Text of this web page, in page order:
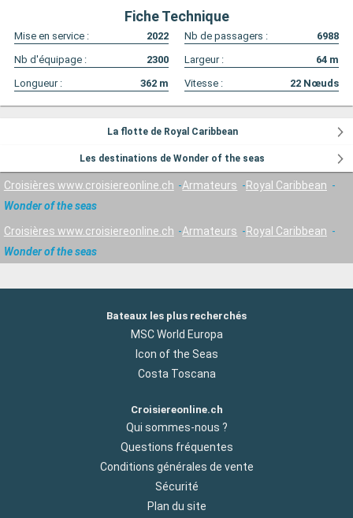
Fiche Technique
Mise en service : 2022 Nb de passagers :
6988
Nb d'équipage :
2300 Largeur : 64 m
Longueur :
362 m Vitesse : 22 Nœuds
La flotte de Royal Caribbean
Les destinations de Wonder of the seas
Croisières www.croisiereonline.ch Armateurs
Royal Caribbean
Wonder of the seas
Croisières www.croisiereonline.ch Armateurs
Royal Caribbean
Wonder of the seas
Bateaux les plus recherchés
MSC World Europa
Icon of the Seas
Costa Toscana
Croisiereonline.ch
Qui sommes-nous ?
Questions fréquentes
Conditions générales de vente
Sécurité
Plan du site